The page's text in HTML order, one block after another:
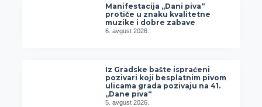
Manifestacija „Dani piva“
protiče u znaku kvalitetne
muzike i dobre zabave
6. avgust 2026.
Iz Gradske bašte ispraćeni
pozivari koji besplatnim pivom
ulicama grada pozivaju na 41.
„Dane piva“
5. avgust 2026.